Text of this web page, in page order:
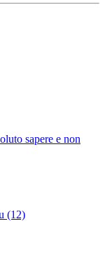
sapere e non
(12)